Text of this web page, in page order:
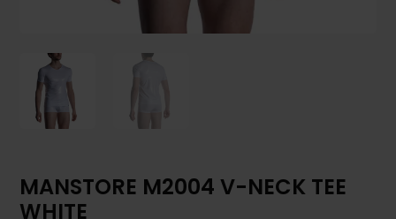
MANSTORE M2004 V-NECK TEE
WHITE